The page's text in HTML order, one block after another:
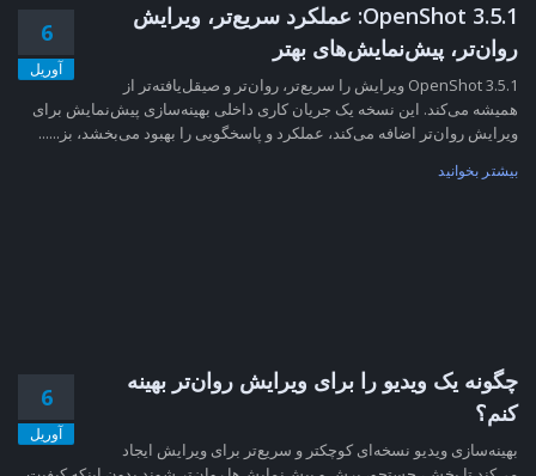
6
آوریل
OpenShot 3.5.1: عملکرد سریع‌تر، ویرایش
روان‌تر، پیش‌نمایش‌های بهتر
OpenShot 3.5.1 ویرایش را سریع‌تر، روان‌تر و صیقل‌یافته‌تر از
همیشه می‌کند. این نسخه یک جریان کاری داخلی بهینه‌سازی پیش‌نمایش برای
ویرایش روان‌تر اضافه می‌کند، عملکرد و پاسخگویی را بهبود می‌بخشد، بز......
بیشتر بخوانید
6
آوریل
چگونه یک ویدیو را برای ویرایش روان‌تر بهینه
کنم؟
بهینه‌سازی ویدیو نسخه‌ای کوچکتر و سریع‌تر برای ویرایش ایجاد